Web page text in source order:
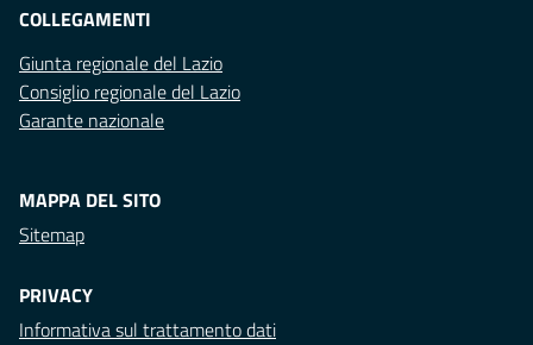
COLLEGAMENTI
Giunta regionale del Lazio
Consiglio regionale del Lazio
Garante nazionale
MAPPA DEL SITO
Sitemap
PRIVACY
Informativa sul trattamento dati